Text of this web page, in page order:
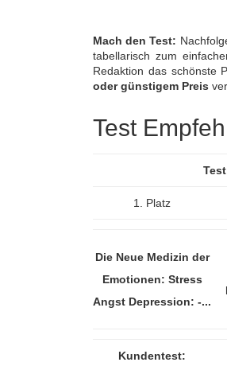
Mach den Test:
tabellarisch zum
Redaktion das schönste
oder günstigem Preis
Test
1. Platz
Die Neue Medizin der
Emotionen: Stress
Angst Depression: -...
Kundentest: